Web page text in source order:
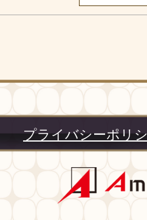
プライバシーポリ